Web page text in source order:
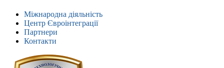
Міжнародна діяльність
Центр Євроінтеграції
Партнери
Контакти